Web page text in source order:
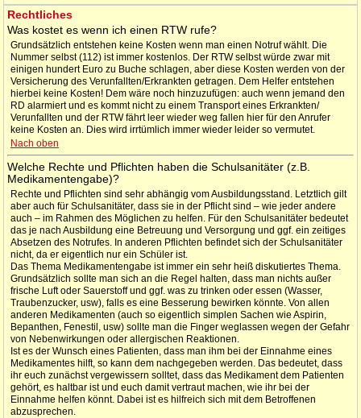
Rechtliches
Was kostet es wenn ich einen RTW rufe?
Grundsätzlich entstehen keine Kosten wenn man einen Notruf wählt. Die
Nummer selbst (112) ist immer kostenlos. Der RTW selbst würde zwar mit
einigen hundert Euro zu Buche schlagen, aber diese Kosten werden von der
Versicherung des Verunfallten/Erkrankten getragen. Dem Helfer entstehen
hierbei keine Kosten! Dem wäre noch hinzuzufügen: auch wenn jemand den
RD alarmiert und es kommt nicht zu einem Transport eines Erkrankten/
Verunfallten und der RTW fährt leer wieder weg fallen hier für den Anrufer
keine Kosten an. Dies wird irrtümlich immer wieder leider so vermutet.
Nach oben
Welche Rechte und Pflichten haben die Schulsanitäter (z.B.
Medikamentengabe)?
Rechte und Pflichten sind sehr abhängig vom Ausbildungsstand. Letztlich gilt
aber auch für Schulsanitäter, dass sie in der Pflicht sind – wie jeder andere
auch – im Rahmen des Möglichen zu helfen. Für den Schulsanitäter bedeutet
das je nach Ausbildung eine Betreuung und Versorgung und ggf. ein zeitiges
Absetzen des Notrufes. In anderen Pflichten befindet sich der Schulsanitäter
nicht, da er eigentlich nur ein Schüler ist.
Das Thema Medikamentengabe ist immer ein sehr heiß diskutiertes Thema.
Grundsätzlich sollte man sich an die Regel halten, dass man nichts außer
frische Luft oder Sauerstoff und ggf. was zu trinken oder essen (Wasser,
Traubenzucker, usw), falls es eine Besserung bewirken könnte. Von allen
anderen Medikamenten (auch so eigentlich simplen Sachen wie Aspirin,
Bepanthen, Fenestil, usw) sollte man die Finger weglassen wegen der Gefahr
von Nebenwirkungen oder allergischen Reaktionen.
Ist es der Wunsch eines Patienten, dass man ihm bei der Einnahme eines
Medikamentes hilft, so kann dem nachgegeben werden. Das bedeutet, dass
ihr euch zunächst vergewissern solltet, dass das Medikament dem Patienten
gehört, es haltbar ist und euch damit vertraut machen, wie ihr bei der
Einnahme helfen könnt. Dabei ist es hilfreich sich mit dem Betroffenen
abzusprechen.